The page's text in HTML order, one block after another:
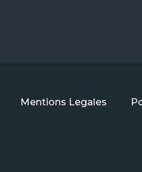
Mentions Legales